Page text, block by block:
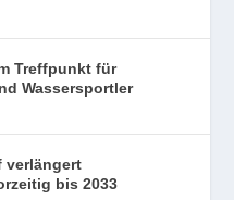
Treffpunkt für
Wassersportler
verlängert
bis 2033